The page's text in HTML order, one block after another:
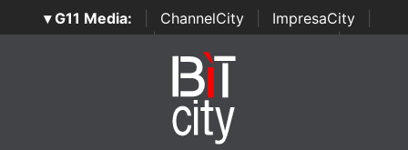
▾ G11 Media: ChannelCity ImpresaCity
SecurityOpenLab | Italian Channel Awards | Italian
Italian Security Awards